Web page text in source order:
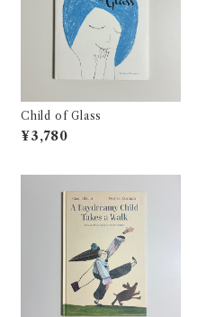
Child of Glass
¥3,780